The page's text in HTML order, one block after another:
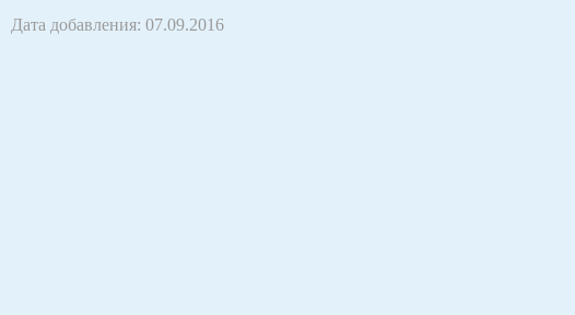
Дата добавления: 07.09.2016